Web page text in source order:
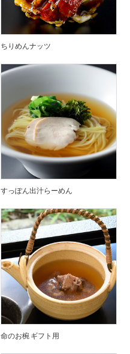
ちりめんナッツ
すっぽん出汁らーめん
命のお椀 ギフト用